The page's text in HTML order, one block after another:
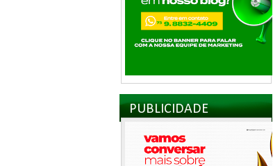
PUBLICIDADE